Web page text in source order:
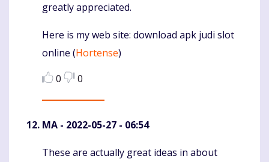
greatly appreciated.
Here is my web site: download apk judi slot
online (Hortense)
0
0
MA - 2022-05-27 - 06:54
Komentaras
These are actually great ideas in about